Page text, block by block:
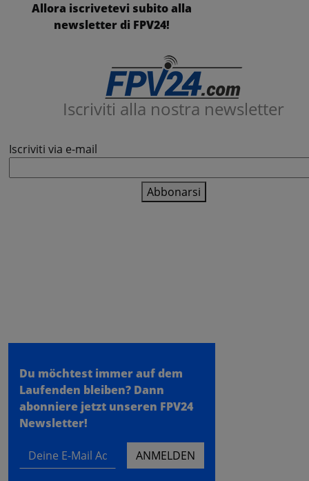
Allora iscrivetevi subito alla
newsletter di FPV24!
Iscriviti alla nostra newsletter
Iscriviti via e-mail
Abbonarsi
Du möchtest immer auf dem
Laufenden bleiben? Dann
abonniere jetzt unseren FPV24
Newsletter!
Deine E-Mail Adresse
ANMELDEN